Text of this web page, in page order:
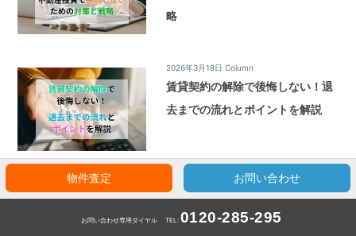
物件査定 お問い合わせ
お問い合わせ専用ダイヤル TEL: 0120-285-295
略
2026年3月18日 Column
賃貸契約の解除で後悔しない！退
去までの流れとポイントを解説
Column
不動産投資で青色申告はするべ
き？賢く節税する完全ガイド